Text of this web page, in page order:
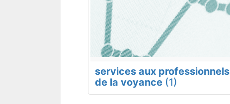
services aux professionnels
de la voyance (1)